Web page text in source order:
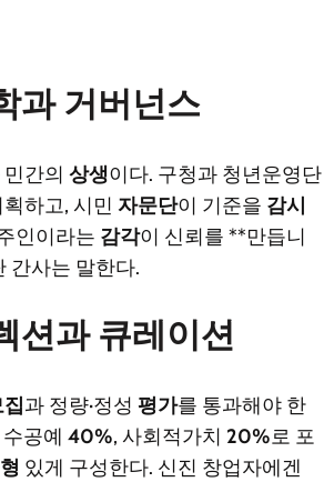
과 거버넌스
민간의 상생이다. 구청과 청년운영단
하고, 시민 자문단이 기준을 감시
인이라는 감각이 신뢰를 **만듭니
간사는 말한다.
션과 큐레이션
과 정량·정성 평가를 통과해야 한
수공예 40%, 사회적가치 20%로 포
있게 구성한다. 신진 창업자에겐